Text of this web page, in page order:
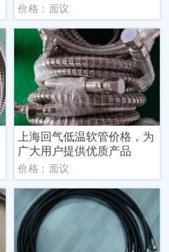
价格：面议
上海回气低温软管价格，为
广大用户提供优质产品
价格：面议